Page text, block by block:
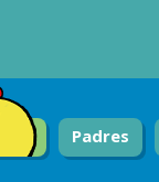
Padres